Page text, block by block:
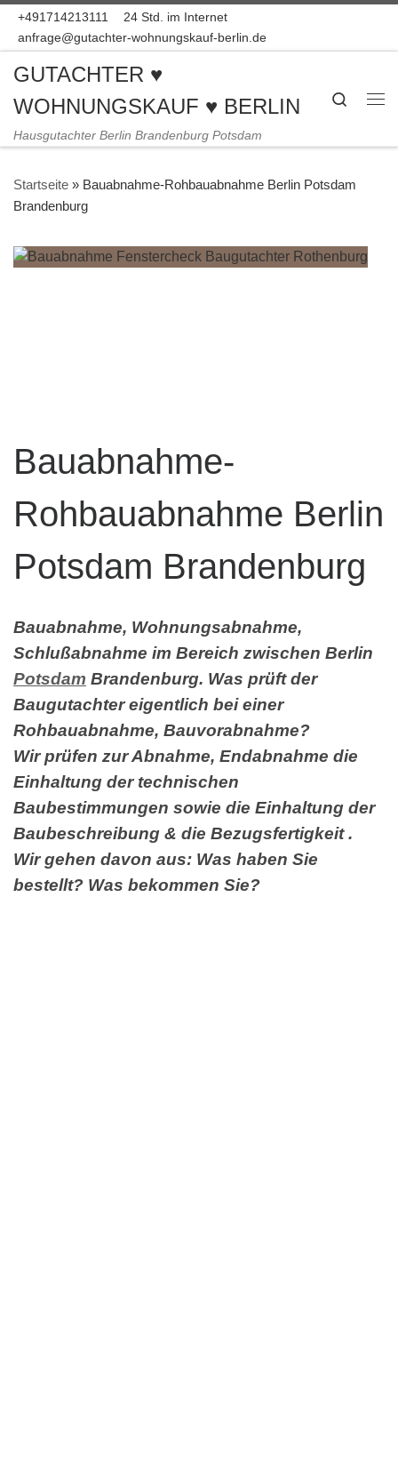
Zum Inhalt springen
+491714213111
24 Std. im Internet
anfrage@gutachter-wohnungskauf-berlin.de
GUTACHTER ♥
WOHNUNGSKAUF ♥ BERLIN
Hausgutachter Berlin Brandenburg Potsdam
Search
Startseite » Bauabnahme-Rohbauabnahme Berlin Potsdam
Brandenburg
Bauabnahme-
Rohbauabnahme Berlin
Potsdam Brandenburg
Bauabnahme, Wohnungsabnahme,
Schlußabnahme im Bereich zwischen Berlin
Potsdam Brandenburg. Was prüft der
Baugutachter eigentlich bei einer
Rohbauabnahme, Bauvorabnahme?
Wir prüfen zur Abnahme, Endabnahme die
Einhaltung der technischen
Baubestimmungen sowie die Einhaltung der
Baubeschreibung & die Bezugsfertigkeit .
Wir gehen davon aus: Was haben Sie
bestellt? Was bekommen Sie?